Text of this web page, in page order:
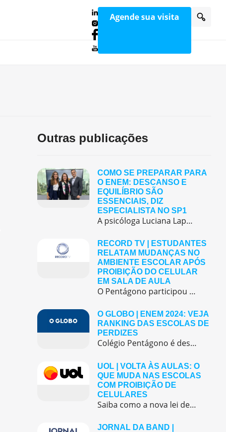
Agende sua visita
Outras publicações
COMO SE PREPARAR PARA
O ENEM: DESCANSO E
EQUILÍBRIO SÃO
ESSENCIAIS, DIZ
ESPECIALISTA NO SP1
A psicóloga Luciana Lapa, orientadora educacional do Colégio Pentágono Morumbi, participou do telejornal SP1, da TV Globo, no dia 8 de novembro, para comentar sobre a preparação emocional dos estudantes na véspera do Enem. Durante a entrevista, ela destacou que o dia anterior à prova deve ser dedicado ao descanso e à tranquilidade. Segundo a […]
RECORD TV | ESTUDANTES
RELATAM MUDANÇAS NO
AMBIENTE ESCOLAR APÓS
PROIBIÇÃO DO CELULAR
EM SALA DE AULA
O Pentágono participou de uma matéria especial no programa Repórter Record Investigação sobre a proibição do uso de celulares em sala de aula após um semestre da lei.
O GLOBO | ENEM 2024: VEJA
RANKING DAS ESCOLAS DE
PERDIZES
Colégio Pentágono é destaque no ENEM 2024: liderança em Perdizes demonstra compromisso com excelência acadêmica.
UOL | VOLTA ÀS AULAS: O
QUE MUDA NAS ESCOLAS
COM PROIBIÇÃO DE
CELULARES
Saiba como a nova lei de proibição de celulares nas escolas foi aplicada e como o Colégio Pentágono adotou medidas conscientes para promover ambiente de foco e aprendizado presencial.
JORNAL DA BAND |